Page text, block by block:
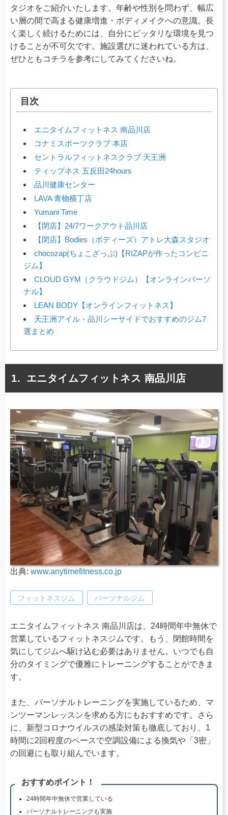
タジオをご紹介いたします。年齢や性別を問わず、幅広
い層の間で高まる健康増進・ボディメイクへの意識。長
く楽しく続けるためには、自分にピッタリな環境を見つ
けることが不可欠です。施設選びに迷われている方は、
ぜひともコチラを参考にしてみてくださいね。
目次
エニタイムフィットネス 南品川店
コナミスポーツクラブ 本店
セントラルフィットネスクラブ 天王洲
ティップネス 五反田24hours
品川健康センター
LAVA 青物横丁店
Yumani Time
【閉店】24/7ワークアウト品川店
【閉店】Bodies（ボディーズ）アトレ大森スタジオ
chocozap(ちょこざっぷ)【RIZAPが作ったコンビニ
ジム】
CLOUD GYM（クラウドジム）【オンラインパーソ
ナル】
LEAN BODY【オンラインフィットネス】
天王洲アイル・品川シーサイドでおすすめのジム7
選まとめ
エニタイムフィットネス 南品川店
出典: www.anytimefitness.co.jp
フィットネスジム パーソナルジム
エニタイムフィットネス 南品川店は、24時間年中無休で
営業しているフィットネスジムです。もう、閉館時間を
気にしてジムへ駆け込む必要はありません。いつでも自
分のタイミングで優雅にトレーニングすることができま
す。
また、パーソナルトレーニングを実施しているため、マ
ンツーマンレッスンを求める方にもおすすめです。さら
に、新型コロナウイルスの感染対策も徹底しており、1
時間に2回程度のペースで空調設備による換気や「3密」
の回避にも取り組んでいます。
おすすめポイント！
24時間年中無休で営業している
パーソナルトレーニングも実施